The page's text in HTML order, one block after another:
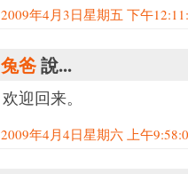
2009年4月3日星期五 下午
兔爸說...
欢迎回来。
2009年4月4日星期六 上午